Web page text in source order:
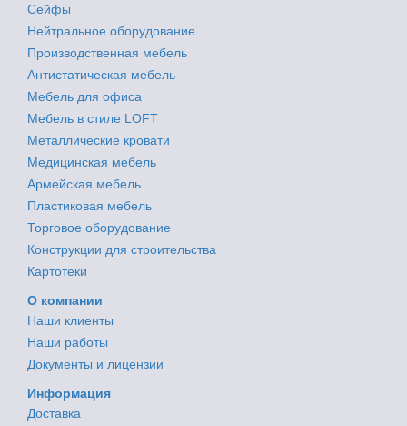
Сейфы
Нейтральное оборудование
Производственная мебель
Антистатическая мебель
Мебель для офиса
Мебель в стиле LOFT
Металлические кровати
Медицинская мебель
Армейская мебель
Пластиковая мебель
Торговое оборудование
Конструкции для строительства
Картотеки
О компании
Наши клиенты
Наши работы
Документы и лицензии
Информация
Доставка